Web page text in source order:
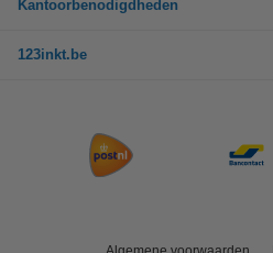
Kantoorbenodigdheden
123inkt.be